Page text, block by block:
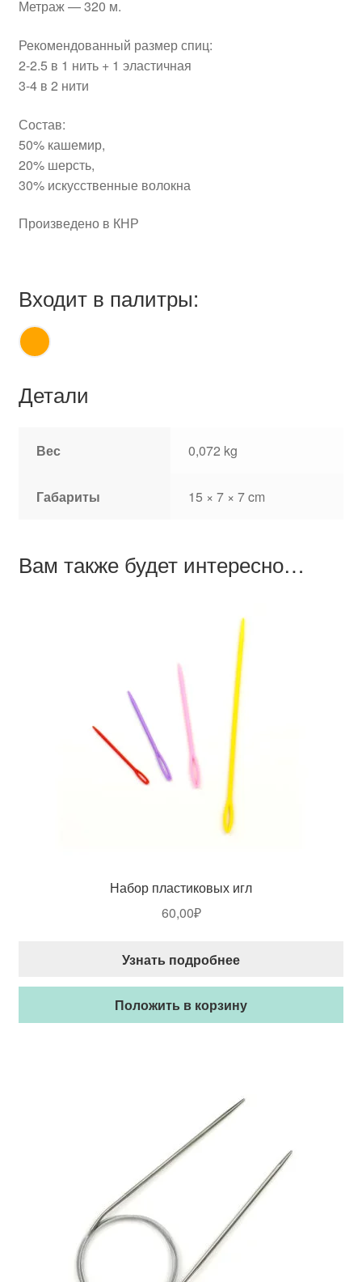
Метраж — 320 м.
Рекомендованный размер спиц:
2-2.5 в 1 нить + 1 эластичная
3-4 в 2 нити
Состав:
50% кашемир,
20% шерсть,
30% искусственные волокна
Произведено в КНР
Входит в палитры:
Детали
Вес 0,072 kg
Габариты 15 × 7 × 7 cm
Вам также будет интересно…
Набор пластиковых игл
60,00₽
Узнать подробнее
Положить в корзину